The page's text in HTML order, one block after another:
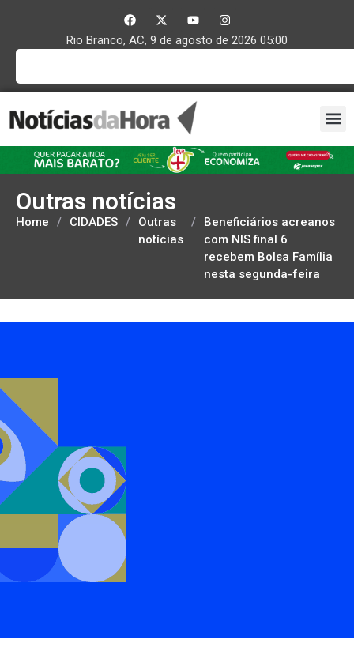
Rio Branco, AC, 9 de agosto de 2026 05:00
Outras notícias
Home / CIDADES /
Outras
notícias
/
Beneficiários acreanos
com NIS final 6
recebem Bolsa Família
nesta segunda-feira